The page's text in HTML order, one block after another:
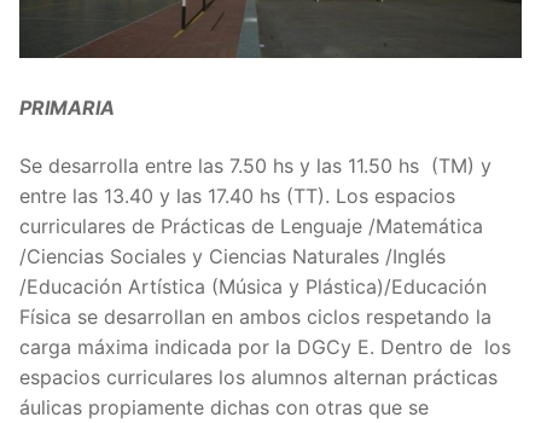
PRIMARIA
Se desarrolla entre las 7.50 hs y las 11.50 hs (TM) y
entre las 13.40 y las 17.40 hs (TT). Los espacios
curriculares de Prácticas de Lenguaje /Matemática
/Ciencias Sociales y Ciencias Naturales /Inglés
/Educación Artística (Música y Plástica)/Educación
Física se desarrollan en ambos ciclos respetando la
carga máxima indicada por la DGCy E. Dentro de los
espacios curriculares los alumnos alternan prácticas
áulicas propiamente dichas con otras que se